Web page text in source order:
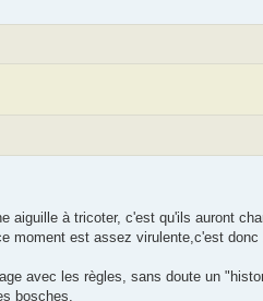
aiguille à tricoter, c'est qu'ils auront
moment est assez virulente,c'est donc
avec les règles, sans doute un
bosches,